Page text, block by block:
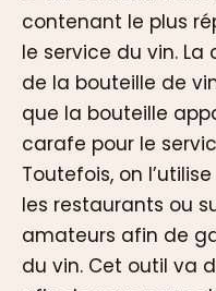
contenant le plus
le service du vin.
de la bouteille de
que la bouteille
carafe pour le
Toutefois, on
les restaurants ou
amateurs afin de
du vin. Cet outil va